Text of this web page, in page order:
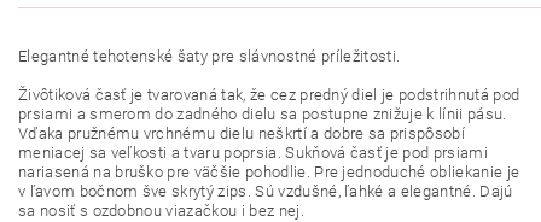
Elegantnétehotenské šaty pre slávnostné príležitosti.
Živôtiková časť je tvarovaná tak, že cez predný diel je podstrihnutá pod
prsiami asmerom do zadného dielu sa postupne znižuje k línii pásu.
Vďaka pružnému vrchnému dielu neškrtí a dobre sa prispôsobí
meniacej sa veľkosti a tvaru poprsia . Sukňová časť je pod prsiami
nariasená na bruško pre väčšie pohodlie. Pre jednoduché obliekanie je
v ľavom bočnom šve skrytý zips .Sú vzdušné, ľahké a elegantné. Dajú
sa nosiťs ozdobnouviazačkou i bez nej .